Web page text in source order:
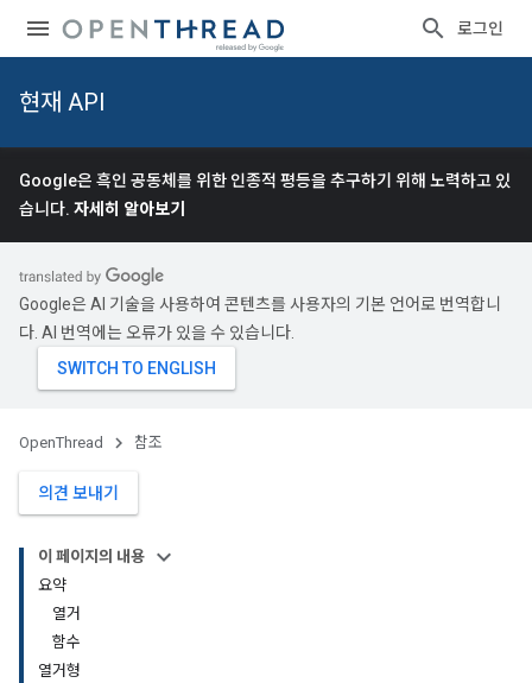
로그인
현재 API
Google은 흑인 공동체를 위한 인종적 평등을 추구하기 위해 노력하고 있
습니다. 자세히 알아보기
Google은 AI 기술을 사용하여 콘텐츠를 사용자의 기본 언어로 번역합니
다. AI 번역에는 오류가 있을 수 있습니다.
OpenThread 참조
의견 보내기
이 페이지의 내용
요약
열거
함수
열거형